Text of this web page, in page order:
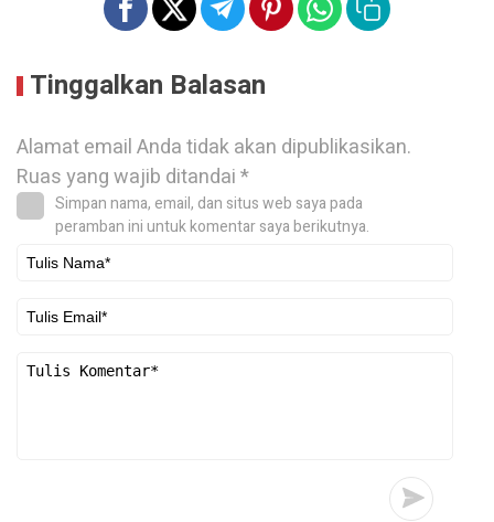
Tinggalkan Balasan
Alamat email Anda tidak akan dipublikasikan.
Ruas yang wajib ditandai*
Simpan nama, email, dan situs web saya pada
peramban ini untuk komentar saya berikutnya.